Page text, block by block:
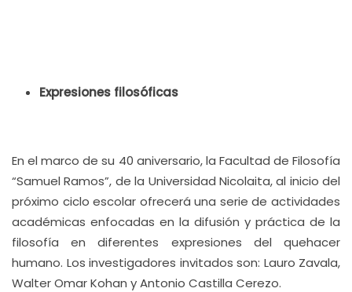
Expresiones filosóficas
En el marco de su 40 aniversario, la Facultad de Filosofía
“Samuel Ramos”, de la Universidad Nicolaita, al inicio del
próximo ciclo escolar ofrecerá una serie de actividades
académicas enfocadas en la difusión y práctica de la
filosofía en diferentes expresiones del quehacer
humano. Los investigadores invitados son: Lauro Zavala,
Walter Omar Kohan y Antonio Castilla Cerezo.